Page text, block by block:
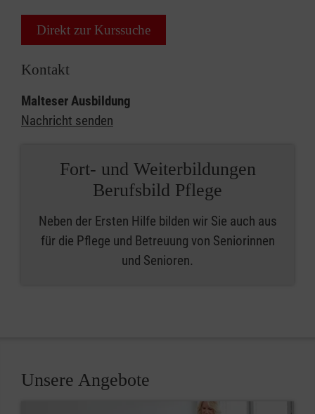
Direkt zur Kurssuche
Kontakt
Malteser Ausbildung
Nachricht senden
Fort- und Weiterbildungen
Berufsbild Pflege
Neben der Ersten Hilfe bilden wir Sie auch aus
für die Pflege und Betreuung von Seniorinnen
und Senioren.
Unsere Angebote